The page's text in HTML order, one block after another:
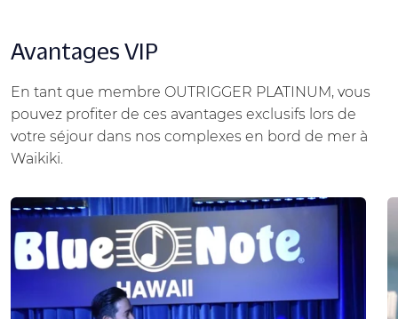
Avantages VIP
En tant que membre OUTRIGGER PLATINUM, vous
pouvez profiter de ces avantages exclusifs lors de
votre séjour dans nos complexes en bord de mer à
Waikiki.